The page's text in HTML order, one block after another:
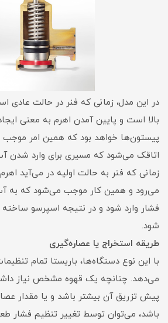
در این مدل، زمانی که فنر در حالت
بالا است و پایین آمدن اهرم به معنی
پیستون‌ها خواهد بود که همین امر موجب
اتاقک می‌شود که مسیری برای وارد شدن آب
زمانی که فنر به حالت اولیه در می‌آید
می‌رود و همین کار موجب می‌شود که به
فشار وارد شود و در نتیجه اسپرسو
شود.
طریقه استخراج یا عصاره‌گیری
با این نوع دستگاه‌ها، باریستا تمام
می‌دهد. چنانچه یک قهوه مشخص نیاز
پیش تزریق آن بیشتر باشد و یا مقدار
باشد، می‌توان توسط تغییر تنظیم فشار